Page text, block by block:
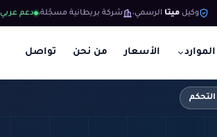
وكيل ميتا الرسمي شركة بريطانية مسجّلة دعم عربي ٢٤/٧
الموارد الأسعار من نحن تواصل